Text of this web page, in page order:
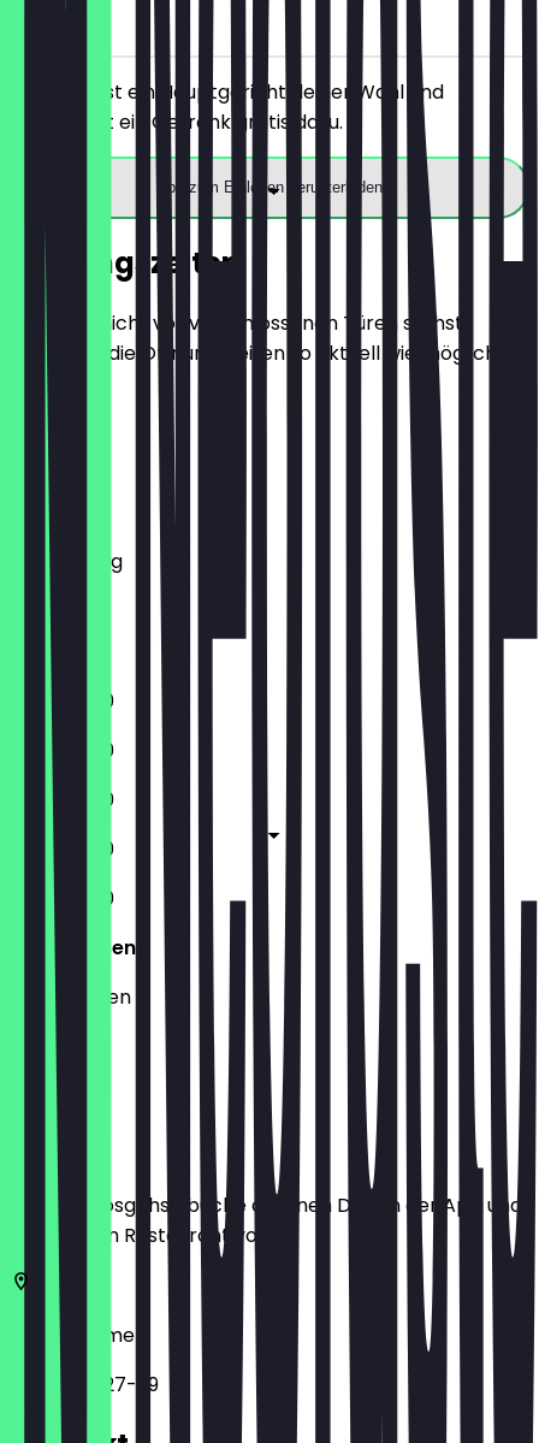
Du bestellst ein Hauptgericht deiner Wahl und
bekommst ein Getränk gratis dazu.
App zum Einlösen herunterladen
Öffnungszeiten
Damit du nicht vor verschlossenen Türen stehst,
halten wir die Öffnungszeiten so aktuell wie möglich.
Montag
Dienstag
Mittwoch
Donnerstag
Freitag
Samstag
Sonntag
11:30 - 15:00
11:30 - 15:00
11:30 - 15:00
11:30 - 15:00
11:30 - 15:00
Geschlossen
Geschlossen
Bevor du losgehst, buche dir einen Deal in der App und
zeige ihn im Restaurant vor.
28209
Bremen
Parkallee 27-29